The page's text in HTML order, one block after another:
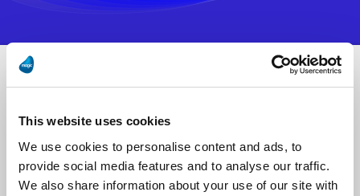
This website uses cookies
We use cookies to personalise content and ads, to
provide social media features and to analyse our traffic.
We also share information about your use of our site with